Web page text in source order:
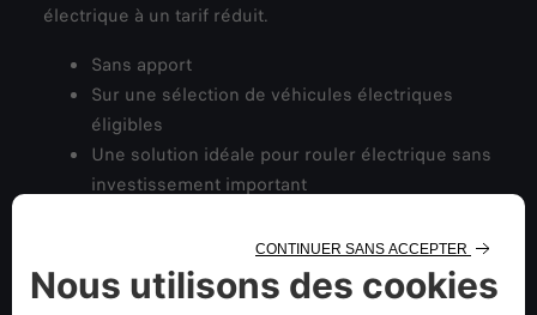
électrique à un tarif réduit.
Sans apport
Sur une sélection de véhicules électriques
éligibles
Une solution idéale pour rouler électrique sans
investissement important